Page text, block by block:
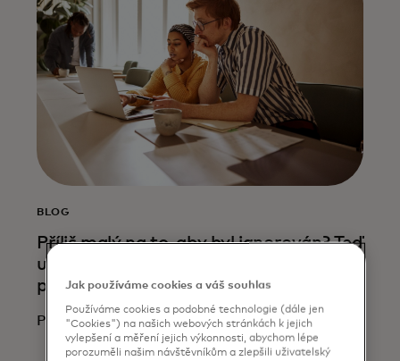
BLOG
Příliš malý na to, aby byl ignorován? Teď
už ne. Proč je pro malé podniky zásadní
posílit kybernetickou obranu
Přečtěte si více
Jak používáme cookies a váš souhlas
Používáme cookies a podobné technologie (dále jen
"Cookies") na našich webových stránkách k jejich
vylepšení a měření jejich výkonnosti, abychom lépe
porozuměli našim návštěvníkům a zlepšili uživatelský